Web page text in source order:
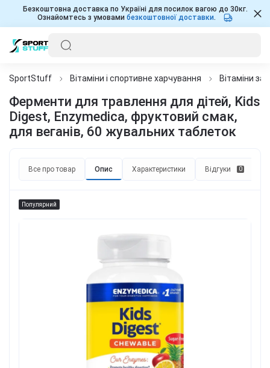
Безкоштовна доставка по Україні для посилок вагою до 30кг.
Ознайомтесь з умовами безкоштовної доставки.
SportStuff Вітаміни і спортивне харчування Вітаміни
Ферменти для травлення для дітей, Kids
Digest, Enzymedica, фруктовий смак,
для веганів, 60 жувальних таблеток
Все про товар Опис Характеристики Відгуки 0
Популярний